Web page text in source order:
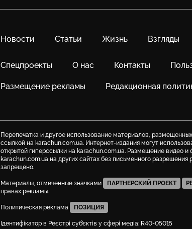
Новости Статьи Жизнь Взгляды
Спецпроекты О нас Контакты
Размещение рекламы Редакционная
Перепечатка и другое использование материалов,
ссылкой на karachun.com.ua. Интернет-издания могут
открытой гиперссылки на karachun.com.ua. Размещение видео и
karachun.com.ua на других сайтах без письменного разрешения
запрещено.
Материалы, отмеченные значками ПАРТНЕРСКИЙ ПРОЕКТ
правах рекламы.
Политическая реклама ПОЗИЦИЯ
Ідентифікатор в Реєстрі суб’єктів у сфері медіа: R40-05015